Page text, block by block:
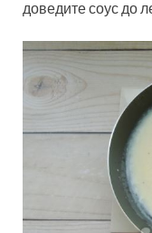
доведите соус до